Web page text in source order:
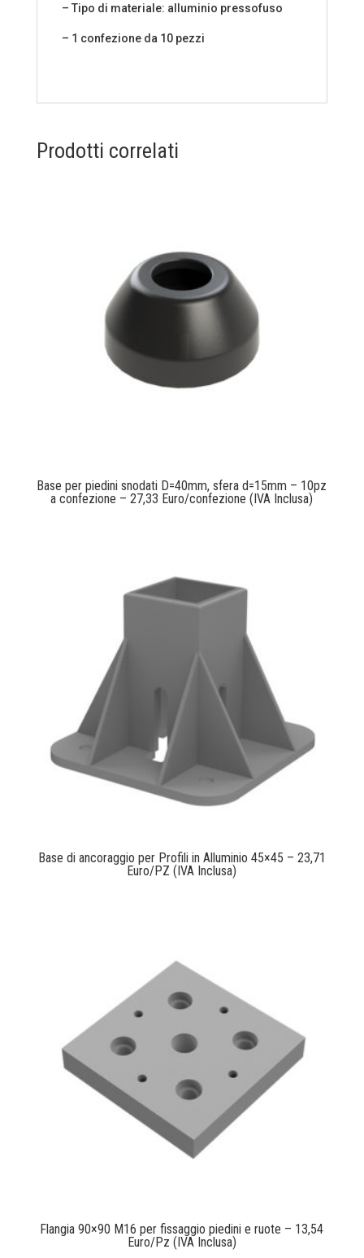
– Tipo di materiale: alluminio pressofuso
– 1 confezione da 10 pezzi
Prodotti correlati
Base per piedini snodati D=40mm, sfera d=15mm – 10pz
a confezione – 27,33 Euro/confezione (IVA Inclusa)
Base di ancoraggio per Profili in Alluminio 45×45 – 23,71
Euro/PZ (IVA Inclusa)
Flangia 90×90 M16 per fissaggio piedini e ruote – 13,54
Euro/Pz (IVA Inclusa)